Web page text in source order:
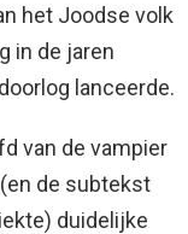
het Joodse volk
in de jaren
lanceerde.
van de vampier
de subtekst
duidelijke